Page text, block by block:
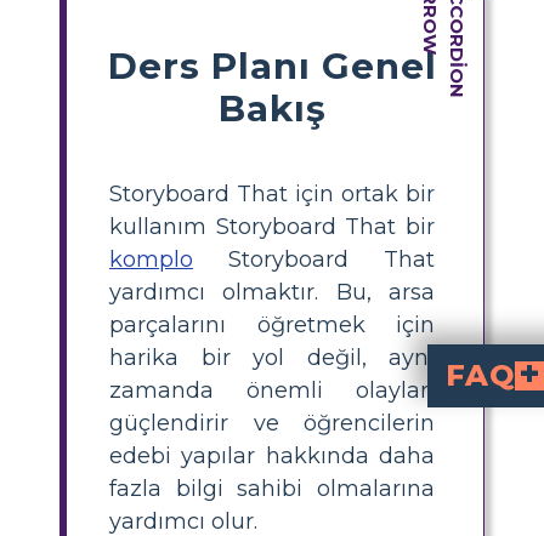
Ders Planı Genel
Bakış
Storyboard That için ortak bir
kullanım Storyboard That bir
komplo Storyboard That
yardımcı olmaktır. Bu, arsa
parçalarını öğretmek için
harika bir yol değil, aynı
zamanda önemli olayları
güçlendirir ve öğrencilerin
edebi yapılar hakkında daha
fazla bilgi sahibi olmalarına
yardımcı olur.
FAQ